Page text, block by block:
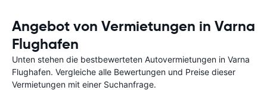
Angebot von Vermietungen in Varna
Flughafen
Unten stehen die bestbewerteten Autovermietungen in Varna
Flughafen. Vergleiche alle Bewertungen und Preise dieser
Vermietungen mit einer Suchanfrage.